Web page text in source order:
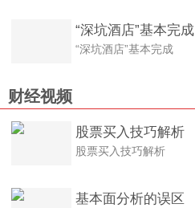
“深坑酒店”基本完成
“深坑酒店”基本完成
财经视频
股票买入技巧解析
股票买入技巧解析
基本面分析的误区